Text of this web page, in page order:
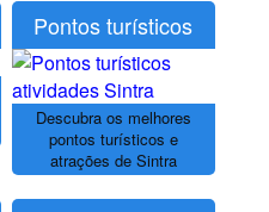
Pontos turísticos
Descubra os melhores
pontos turísticos e
atrações de Sintra